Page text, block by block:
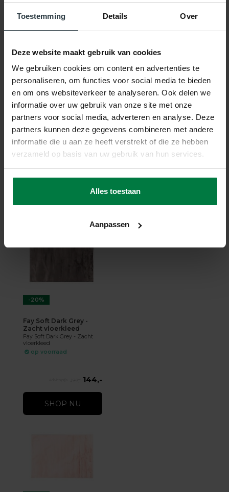
Toestemming Details Over
Deze website maakt gebruik van cookies
We gebruiken cookies om content en advertenties te
personaliseren, om functies voor social media te bieden
en om ons websiteverkeer te analyseren. Ook delen we
informatie over uw gebruik van onze site met onze
partners voor social media, adverteren en analyse. Deze
partners kunnen deze gegevens combineren met andere
informatie die u aan ze heeft verstrekt of die ze hebben
verzameld op basis van uw gebruik van hun services.
Alles toestaan
Aanpassen
Gerelateerde producten
-20%
vloerkleed
Fay Soft White - zacht
op voorraad
★★★★★ (5)
SHOP NU
-20%
Fay Soft Dark Grey -
Zacht vloerkleed
Fay Soft Dark Grey - Zacht
vloerkleed
op voorraad
144,-
SHOP NU